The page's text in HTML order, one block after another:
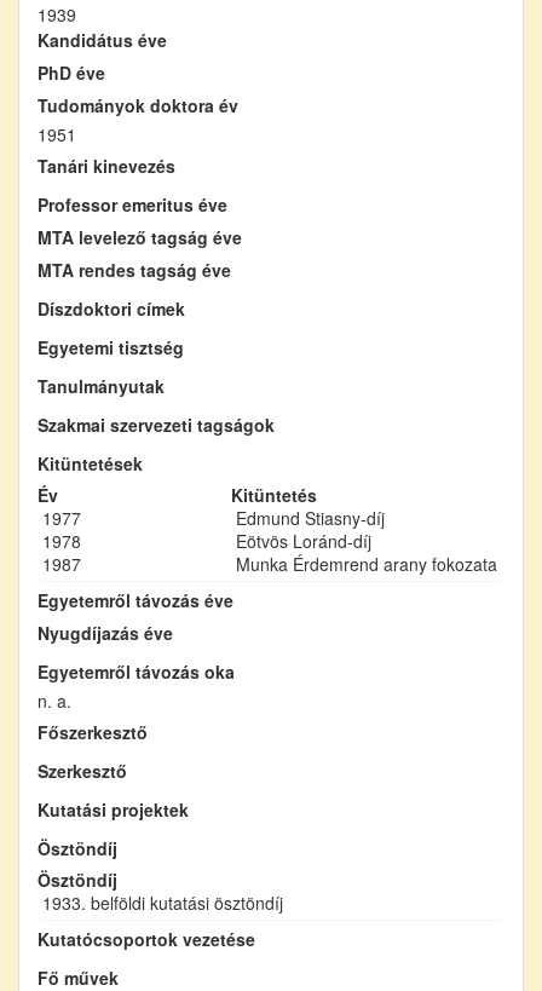
1939
Kandidátus éve
PhD éve
Tudományok doktora év
1951
Tanári kinevezés
Professor emeritus éve
MTA levelező tagság éve
MTA rendes tagság éve
Díszdoktori címek
Egyetemi tisztség
Tanulmányutak
Szakmai szervezeti tagságok
Kitüntetések
Év
Kitüntetés
1977
Edmund Stiasny-díj
1978
Eötvös Loránd-díj
1987
Munka Érdemrend arany fokozata
Egyetemről távozás éve
Nyugdíjazás éve
Egyetemről távozás oka
n. a.
Főszerkesztő
Szerkesztő
Kutatási projektek
Ösztöndíj
Ösztöndíj
1933. belföldi kutatási ösztöndíj
Kutatócsoportok vezetése
Fő művek